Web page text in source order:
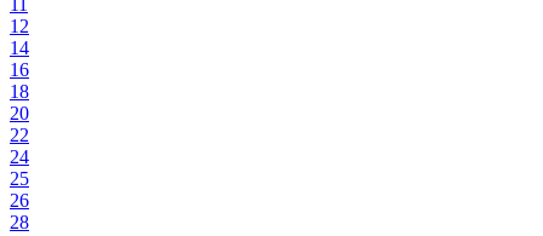
11
12
14
16
18
20
22
24
25
26
28